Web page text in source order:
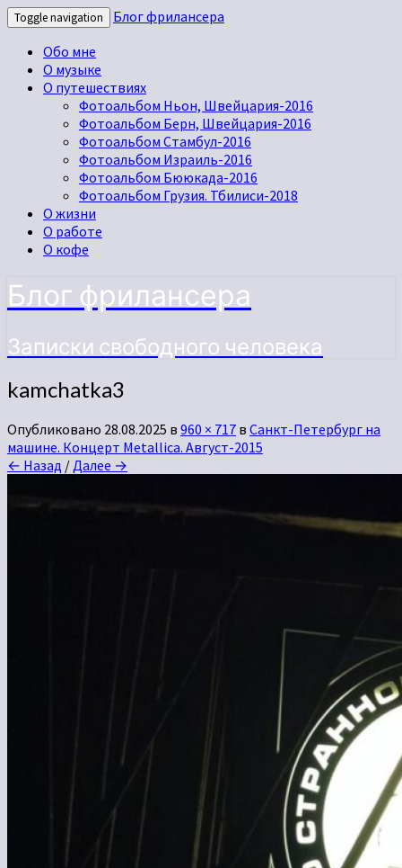
Toggle navigation
Блог фрилансера
Обо мне
О музыке
О путешествиях
Фотоальбом Ньон, Швейцария-2016
Фотоальбом Берн, Швейцария-2016
Фотоальбом Стамбул-2016
Фотоальбом Израиль-2016
Фотоальбом Бююкада-2016
Фотоальбом Грузия. Тбилиси-2018
О жизни
О работе
О кофе
Блог фрилансера
Записки свободного человека
kamchatka3
Опубликовано 28.08.2025 в 960 × 717 в Санкт-Петербург на
машине. Концерт Metallica. Август-2015
← Назад /Далее →